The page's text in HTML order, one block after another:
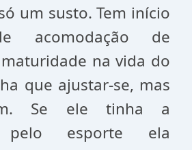
um susto. Tem início
acomodação de
na vida do
que ajustar-se, mas
Se ele tinha a
pelo esporte ela